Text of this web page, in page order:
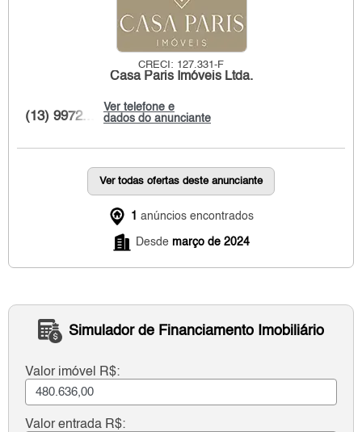
CRECI: 127.331-F
Casa Paris Imóveis Ltda.
Ver telefone e
dados do anunciante
(13) 9972...
Ver todas ofertas deste anunciante
1 anúncios encontrados
Desde março de 2024
Simulador de Financiamento Imobiliário
Valor imóvel R$:
Valor entrada R$: